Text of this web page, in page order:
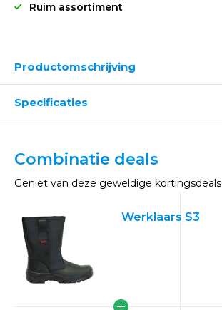
Ruim assortiment
Productomschrijving
Specificaties
Combinatie deals
Geniet van deze geweldige kortingsdeals
Werklaars S3